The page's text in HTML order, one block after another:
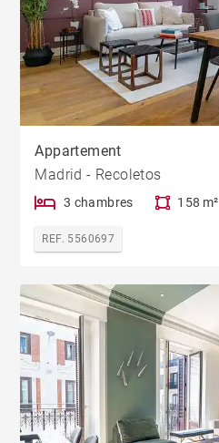
Appartement
Madrid - Recoletos
3 chambres 158 m²
REF. 5560697